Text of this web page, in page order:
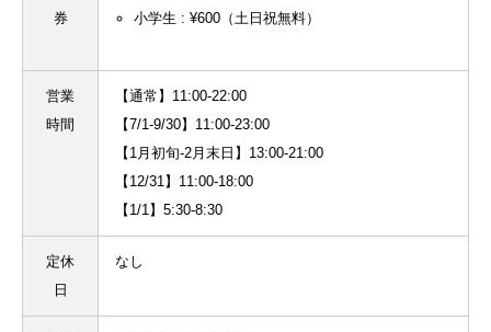
券
小学生 : ¥600（土日祝無料）
営業
時間
【通常】11:00-22:00
【7/1-9/30】11:00-23:00
【1月初旬-2月末日】13:00-21:00
【12/31】11:00-18:00
【1/1】5:30-8:30
定休
日
なし